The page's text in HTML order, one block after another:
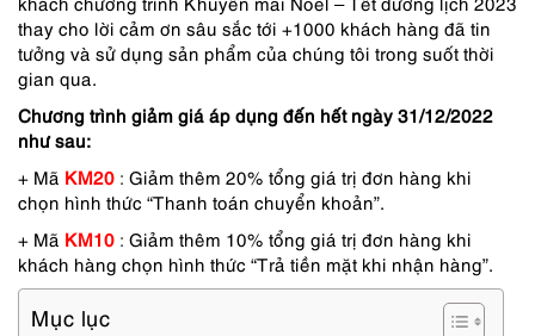
thay cho lời cảm ơn sâu sắc tới +1000 khách hàng đã tin
tưởng và sử dụng sản phẩm của chúng tôi trong suốt thời
gian qua.
Chương trình giảm giá áp dụng đến hết ngày 31/12/2022
như sau:
+ Mã KM20 : Giảm thêm 20% tổng giá trị đơn hàng khi
chọn hình thức “Thanh toán chuyển khoản”.
+ Mã KM10 : Giảm thêm 10% tổng giá trị đơn hàng khi
khách hàng chọn hình thức “Trả tiền mặt khi nhận hàng”.
Mục lục